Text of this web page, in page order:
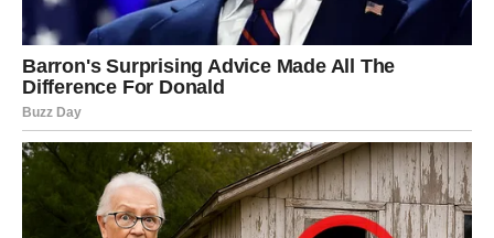
mala, ali važna promena koja ide u vašu korist.
Vaša radost biće u tome što shvatate da ne morate da
birate između srca i razuma – sada mogu da rade
zajedno.